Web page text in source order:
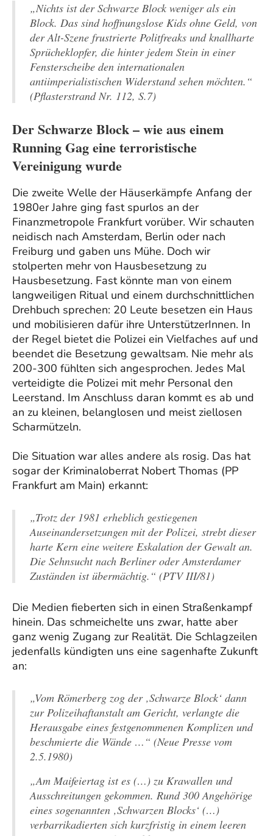
„Nichts ist der Schwarze Block weniger als ein
Block. Das sind hoffnungslose Kids ohne Geld, von
der Alt-Szene frustrierte Politfreaks und knallharte
Sprücheklopfer, die hinter jedem Stein in einer
Fensterscheibe den internationalen
antiimperialistischen Widerstand sehen möchten.“
(Pflasterstrand Nr. 112, S.7)
Der Schwarze Block – wie aus einem
Running Gag eine terroristische
Vereinigung wurde
Die zweite Welle der Häuserkämpfe Anfang der
1980er Jahre ging fast spurlos an der
Finanzmetropole Frankfurt vorüber. Wir schauten
neidisch nach Amsterdam, Berlin oder nach
Freiburg und gaben uns Mühe. Doch wir
stolperten mehr von Hausbesetzung zu
Hausbesetzung. Fast könnte man von einem
langweiligen Ritual und einem durchschnittlichen
Drehbuch sprechen: 20 Leute besetzen ein Haus
und mobilisieren dafür ihre UnterstützerInnen. In
der Regel bietet die Polizei ein Vielfaches auf und
beendet die Besetzung gewaltsam. Nie mehr als
200-300 fühlten sich angesprochen. Jedes Mal
verteidigte die Polizei mit mehr Personal den
Leerstand. Im Anschluss daran kommt es ab und
an zu kleinen, belanglosen und meist ziellosen
Scharmützeln.
Die Situation war alles andere als rosig. Das hat
sogar der Kriminaloberrat Nobert Thomas (PP
Frankfurt am Main) erkannt:
„Trotz der 1981 erheblich gestiegenen
Auseinandersetzungen mit der Polizei, strebt dieser
harte Kern eine weitere Eskalation der Gewalt an.
Die Sehnsucht nach Berliner oder Amsterdamer
Zuständen ist übermächtig.“ (PTV III/81)
Die Medien fieberten sich in einen Straßenkampf
hinein. Das schmeichelte uns zwar, hatte aber
ganz wenig Zugang zur Realität. Die Schlagzeilen
jedenfalls kündigten uns eine sagenhafte Zukunft
an:
„Vom Römerberg zog der ‚Schwarze Block‘ dann
zur Polizeihaftanstalt am Gericht, verlangte die
Herausgabe eines festgenommenen Komplizen und
beschmierte die Wände …“ (Neue Presse vom
2.5.1980)
„Am Maifeiertag ist es (…) zu Krawallen und
Ausschreitungen gekommen. Rund 300 Angehörige
eines sogenannten ‚Schwarzen Blocks‘ (…)
verbarrikadierten sich kurzfristig in einem leeren